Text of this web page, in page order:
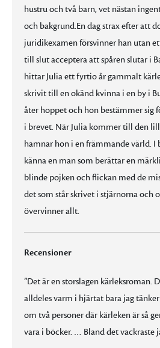
hustru och två barn, vet nästan
och bakgrund.En dag strax efter att
juridikexamen försvinner han utan
till slut acceptera att spåren slutar i
hittar Julia ett fyrtio år gammalt
skrivit till en okänd kvinna i en by i
åter hoppet och hon bestämmer sig
i brevet. När Julia kommer till den
hamnar hon i en främmande värld. I
känna en man som berättar en
blinde pojken och flickan med de
det som står skrivet i stjärnorna och
övervinner allt.
Recensioner
”Det är en storslagen kärleksroman.
alldeles varm i hjärtat bara jag
om två personer där kärleken är så
vara i böcker. … Bland det vackraste